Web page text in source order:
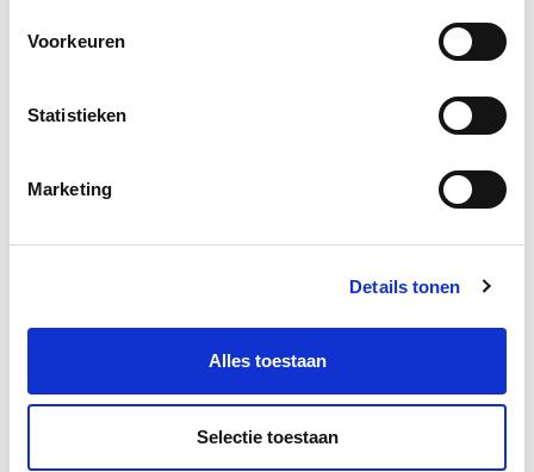
Voorkeuren
Statistieken
Marketing
Details tonen
Alles toestaan
Selectie toestaan
profiteren van een oneerlijke belastingvoorsprong. Dat
kan de doorstroming bevorderen, en meer ruimte
Business Case voor Vastgoed- &
Projectontwikkeling
Start do
Vastgoedmanagement Start wo 16 sep